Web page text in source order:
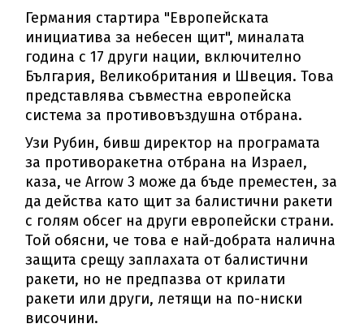
Германия стартира "Европейската
инициатива за небесен щит", миналата
година с 17 други нации, включително
България, Великобритания и Швеция. Това
представлява съвместна европейска
система за противовъздушна отбрана.
Узи Рубин, бивш директор на програмата
за противоракетна отбрана на Израел,
каза, че Arrow 3 може да бъде преместен, за
да действа като щит за балистични ракети
с голям обсег на други европейски страни.
Той обясни, че това е най-добрата налична
защита срещу заплахата от балистични
ракети, но не предпазва от крилати
ракети или други, летящи на по-ниски
височини.